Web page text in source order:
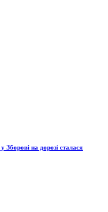
Зборові на дорозі сталася